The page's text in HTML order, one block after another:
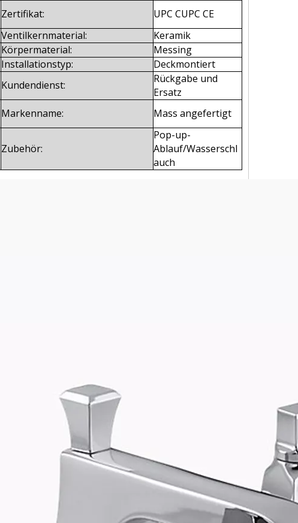
Zertifikat:
UPC CUPC CE
Ventilkernmaterial:
Keramik
Körpermaterial:
Messing
Installationstyp:
Deckmontiert
Kundendienst:
Rückgabe und
Ersatz
Markenname: Mass angefertigt
Zubehör:
Pop-up-
Ablauf/Wasserschl
auch